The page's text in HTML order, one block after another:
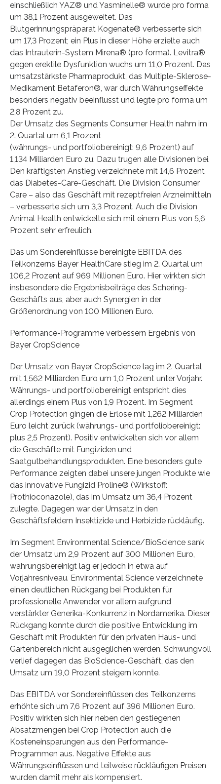
einschließlich YAZ® und Yasminelle® wurde pro forma
um 38,1 Prozent ausgeweitet. Das
Blutgerinnungspräparat Kogenate® verbesserte sich
um 17,3 Prozent; ein Plus in dieser Höhe erzielte auch
das Intrauterin-System Mirena® (pro forma). Levitra®
gegen erektile Dysfunktion wuchs um 11,0 Prozent. Das
umsatzstärkste Pharmaprodukt, das Multiple-Sklerose-
Medikament Betaferon®, war durch Währungseffekte
besonders negativ beeinflusst und legte pro forma um
2,8 Prozent zu.
Der Umsatz des Segments Consumer Health nahm im
2. Quartal um 6,1 Prozent
(währungs- und portfoliobereinigt: 9,6 Prozent) auf
1,134 Milliarden Euro zu. Dazu trugen alle Divisionen bei.
Den kräftigsten Anstieg verzeichnete mit 14,6 Prozent
das Diabetes-Care-Geschäft. Die Division Consumer
Care – also das Geschäft mit rezeptfreien Arzneimitteln
– verbesserte sich um 3,3 Prozent. Auch die Division
Animal Health entwickelte sich mit einem Plus von 5,6
Prozent sehr erfreulich.
Das um Sondereinflüsse bereinigte EBITDA des
Teilkonzerns Bayer HealthCare stieg im 2. Quartal um
106,2 Prozent auf 969 Millionen Euro. Hier wirkten sich
insbesondere die Ergebnisbeiträge des Schering-
Geschäfts aus, aber auch Synergien in der
Größenordnung von 100 Millionen Euro.
Performance-Programme verbessern Ergebnis von
Bayer CropScience
Der Umsatz von Bayer CropScience lag im 2. Quartal
mit 1,562 Milliarden Euro um 1,0 Prozent unter Vorjahr.
Währungs- und portfoliobereinigt entspricht dies
allerdings einem Plus von 1,9 Prozent. Im Segment
Crop Protection gingen die Erlöse mit 1,262 Milliarden
Euro leicht zurück (währungs- und portfoliobereinigt:
plus 2,5 Prozent). Positiv entwickelten sich vor allem
die Geschäfte mit Fungiziden und
Saatgutbehandlungsprodukten. Eine besonders gute
Performance zeigten dabei unsere jungen Produkte wie
das innovative Fungizid Proline® (Wirkstoff:
Prothioconazole), das im Umsatz um 36,4 Prozent
zulegte. Dagegen war der Umsatz in den
Geschäftsfeldern Insektizide und Herbizide rückläufig.
Im Segment Environmental Science/BioScience sank
der Umsatz um 2,9 Prozent auf 300 Millionen Euro,
währungsbereinigt lag er jedoch in etwa auf
Vorjahresniveau. Environmental Science verzeichnete
einen deutlichen Rückgang bei Produkten für
professionelle Anwender vor allem aufgrund
verstärkter Generika-Konkurrenz in Nordamerika. Dieser
Rückgang konnte durch die positive Entwicklung im
Geschäft mit Produkten für den privaten Haus- und
Gartenbereich nicht ausgeglichen werden. Schwungvoll
verlief dagegen das BioScience-Geschäft, das den
Umsatz um 19,0 Prozent steigern konnte.
Das EBITDA vor Sondereinflüssen des Teilkonzerns
erhöhte sich um 7,6 Prozent auf 396 Millionen Euro.
Positiv wirkten sich hier neben den gestiegenen
Absatzmengen bei Crop Protection auch die
Kosteneinsparungen aus den Performance-
Programmen aus. Negative Effekte aus
Währungseinflüssen und teilweise rückläufigen Preisen
wurden damit mehr als kompensiert.